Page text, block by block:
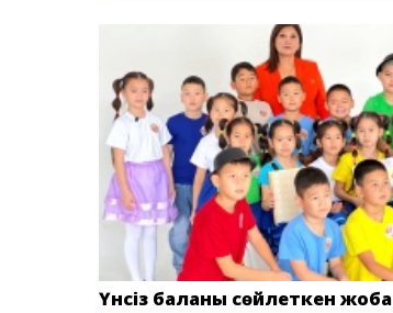
Үнсіз баланы сөйлеткен жоба